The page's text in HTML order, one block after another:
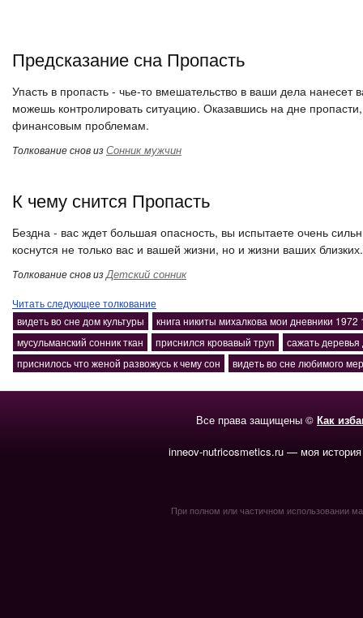
Предсказание сна Пропасть
Упасть в пропасть - чье-то вмешательство в ваши дела
можешь контролировать ситуацию. Оказавшись на дне
финансовым проблемам.
Толкование снов изСонник мужчин
К чему снится Пропасть
Бездна - вас ждет большая опасность, вы испытаете очень
коснутся не только вас и вашей жизни, но и жизни ваших близких.
Толкование снов изДетский сонник
Читать следующее толкование
видеть во сне дом культуры
книга никиты михалкова мои дневники
мусульманский сонник ткан
приснился кровавый труп
сажать
приснилось что женой развожусь к чему сон
видеть во сне любимого
Все права защищены © Как
inneov-nutricosmetics.ru — моя
При полном или частичном использовании